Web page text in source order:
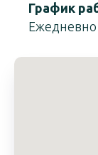
График
Ежедневно